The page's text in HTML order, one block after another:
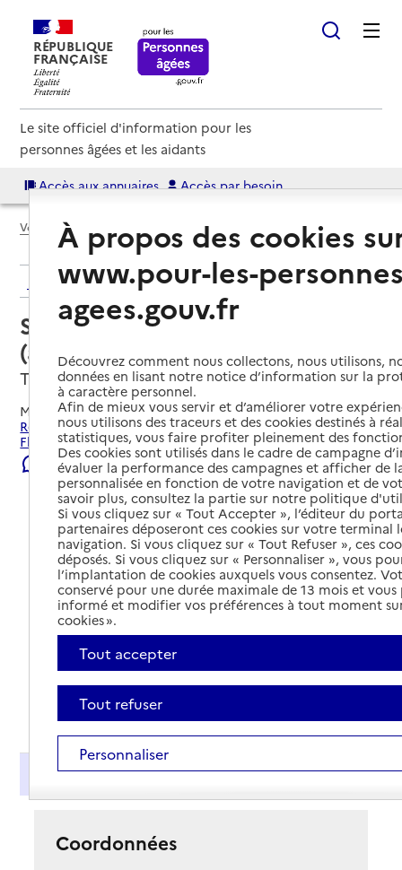
RÉPUBLIQUE
FRANÇAISE
Le site officiel d'information pour les
personnes âgées et les aidants
Accès aux annuaires Accès par besoin
Voir le fil d’Ariane
Retour aux résultats de l'annuaire
Service autonomie à domicile
(aide) – Association le Madopeh
Tilloy-Floriville, SOMME
Mis à jour le04/08/2026
Rechercher les établissements et services autour de Tilloy-
Floriville.
Signaler une erreur
Présentation
Coordonnées
À propos des cookies
www.pour-les-
agees.gouv.fr
Découvrez comment nous collectons, nous utilisons,
données en lisant notre notice d’information sur la
à caractère personnel.
Afin de mieux vous servir et d’améliorer votre
nous utilisons des traceurs et des cookies destinés à
statistiques, vous faire profiter pleinement des
Des cookies sont utilisés dans le cadre de campagne
évaluer la performance des campagnes et afficher de
personnalisée en fonction de votre navigation et de
savoir plus, consultez la partie sur notre politique
Si vous cliquez sur « Tout Accepter », l’éditeur du
partenaires déposeront ces cookies sur votre terminal
navigation. Si vous cliquez sur « Tout Refuser », ces
déposés. Si vous cliquez sur « Personnaliser », vous
l’implantation de cookies auxquels vous consentez.
conservé pour une durée maximale de 13 mois et
informé et modifier vos préférences à tout moment
cookies ».
Tout accepter
Tout refuser
Personnaliser